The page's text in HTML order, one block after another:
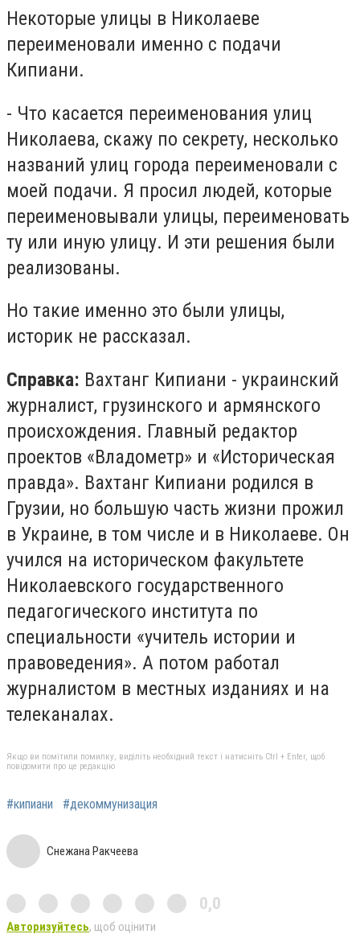
Некоторые улицы в Николаеве
переименовали именно с подачи
Кипиани.
- Что касается переименования улиц
Николаева, скажу по секрету, несколько
названий улиц города переименовали с
моей подачи. Я просил людей, которые
переименовывали улицы, переименовать
ту или иную улицу. И эти решения были
реализованы.
Но такие именно это были улицы,
историк не рассказал.
Справка: Вахтанг Кипиани - украинский
журналист, грузинского и армянского
происхождения. Главный редактор
проектов «Владометр» и «Историческая
правда». Вахтанг Кипиани родился в
Грузии, но большую часть жизни прожил
в Украине, в том числе и в Николаеве. Он
учился на историческом факультете
Николаевского государственного
педагогического института по
специальности «учитель истории и
правоведения». А потом работал
журналистом в местных изданиях и на
телеканалах.
Якщо ви помітили помилку, виділіть необхідний текст і натисніть Ctrl + Enter, щоб
повідомити про це редакцію
#кипиани #декоммунизация
Снежана Ракчеева
0,0
Авторизуйтесь, щоб оцінити